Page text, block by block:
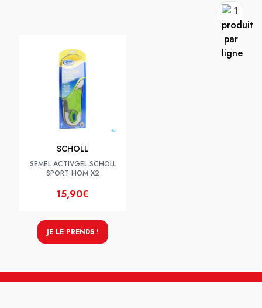
SCHOLL
SEMEL ACTIVGEL SCHOLL
SPORT HOM X2
15,90€
JE LE PRENDS !